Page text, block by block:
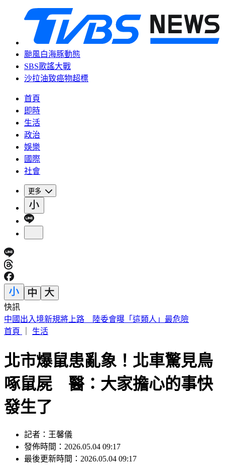
颱風白海豚動態
SBS歌謠大戰
沙拉油致癌物超標
首頁
即時
生活
政治
娛樂
國際
社會
更多
快訊
《花蓮好FUN》YOYO家族互動秀 每週六日花蓮鯉魚潭演出
首頁
生活
北市爆鼠患亂象！北車驚見鳥
啄鼠屍 醫：大家擔心的事快
發生了
記者：王馨儀
發佈時間：2026.05.04 09:17
最後更新時間：2026.05.04 09:17